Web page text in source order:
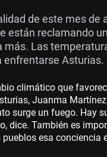
de este mes de
están reclamando
Las
enfrentarse Asturias.
climático que
Juanma
surge un fuego. Hay
dice. También es
esa conciencia